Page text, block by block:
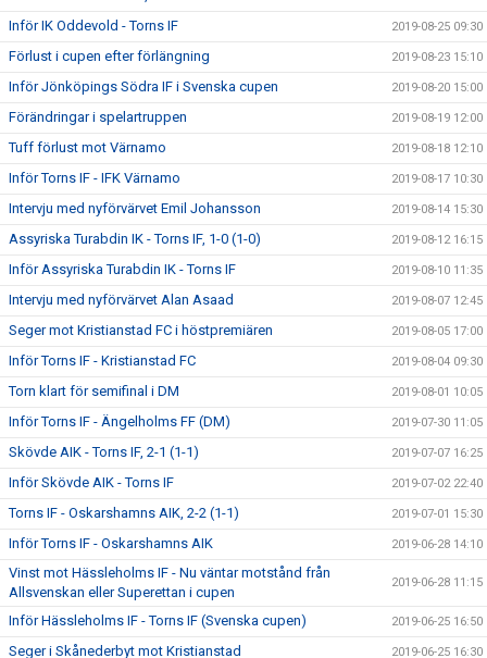
Inför IK Oddevold - Torns IF 2019-08-25 09:30
Förlust i cupen efter förlängning 2019-08-23 15:10
Inför Jönköpings Södra IF i Svenska cupen 2019-08-20 15:00
Förändringar i spelartruppen 2019-08-19 12:00
Tuff förlust mot Värnamo 2019-08-18 12:10
Inför Torns IF - IFK Värnamo 2019-08-17 10:30
Intervju med nyförvärvet Emil Johansson 2019-08-14 15:30
Assyriska Turabdin IK - Torns IF, 1-0 (1-0) 2019-08-12 16:15
Inför Assyriska Turabdin IK - Torns IF 2019-08-10 11:35
Intervju med nyförvärvet Alan Asaad 2019-08-07 12:45
Seger mot Kristianstad FC i höstpremiären 2019-08-05 17:00
Inför Torns IF - Kristianstad FC 2019-08-04 09:30
Torn klart för semifinal i DM 2019-08-01 10:05
Inför Torns IF - Ängelholms FF (DM) 2019-07-30 11:05
Skövde AIK - Torns IF, 2-1 (1-1) 2019-07-07 16:25
Inför Skövde AIK - Torns IF 2019-07-02 22:40
Torns IF - Oskarshamns AIK, 2-2 (1-1) 2019-07-01 15:30
Inför Torns IF - Oskarshamns AIK 2019-06-28 14:10
Vinst mot Hässleholms IF - Nu väntar motstånd från
Allsvenskan eller Superettan i cupen
2019-06-28 11:15
Inför Hässleholms IF - Torns IF (Svenska cupen) 2019-06-25 16:50
Seger i Skånederbyt mot Kristianstad 2019-06-25 16:30